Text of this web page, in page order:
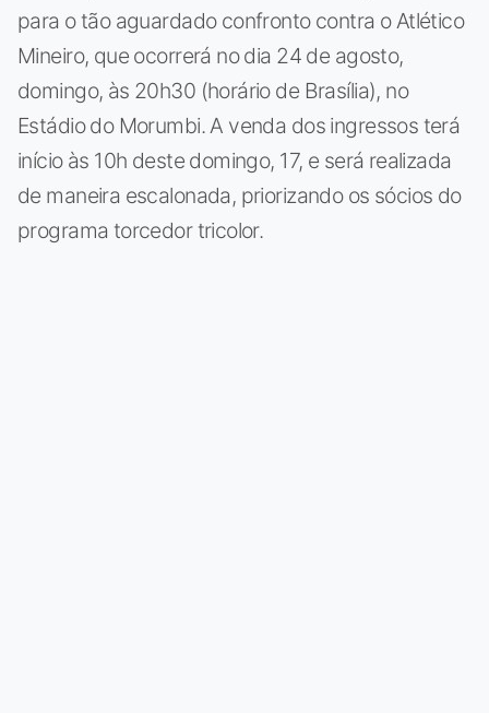
para o tão aguardado confronto contra o Atlético
Mineiro, que ocorrerá no dia 24 de agosto,
domingo, às 20h30 (horário de Brasília), no
Estádio do Morumbi. A venda dos ingressos terá
início às 10h deste domingo, 17, e será realizada
de maneira escalonada, priorizando os sócios do
programa torcedor tricolor.